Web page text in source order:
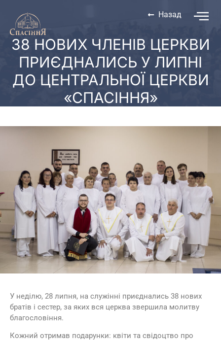
Назад
38 НОВИХ ЧЛЕНІВ ЦЕРКВИ
ПРИЄДНАЛИСЬ У ЛИПНІ
ДО ЦЕНТРАЛЬНОЇ ЦЕРКВИ
«СПАСІННЯ»
У неділю, 28 липня, на служінні приєднались 38 нових
братів і сестер, за яких вся церква звершила молитву
благословіння.
Кожний отримав подарунки: квіти та свідоцтво про